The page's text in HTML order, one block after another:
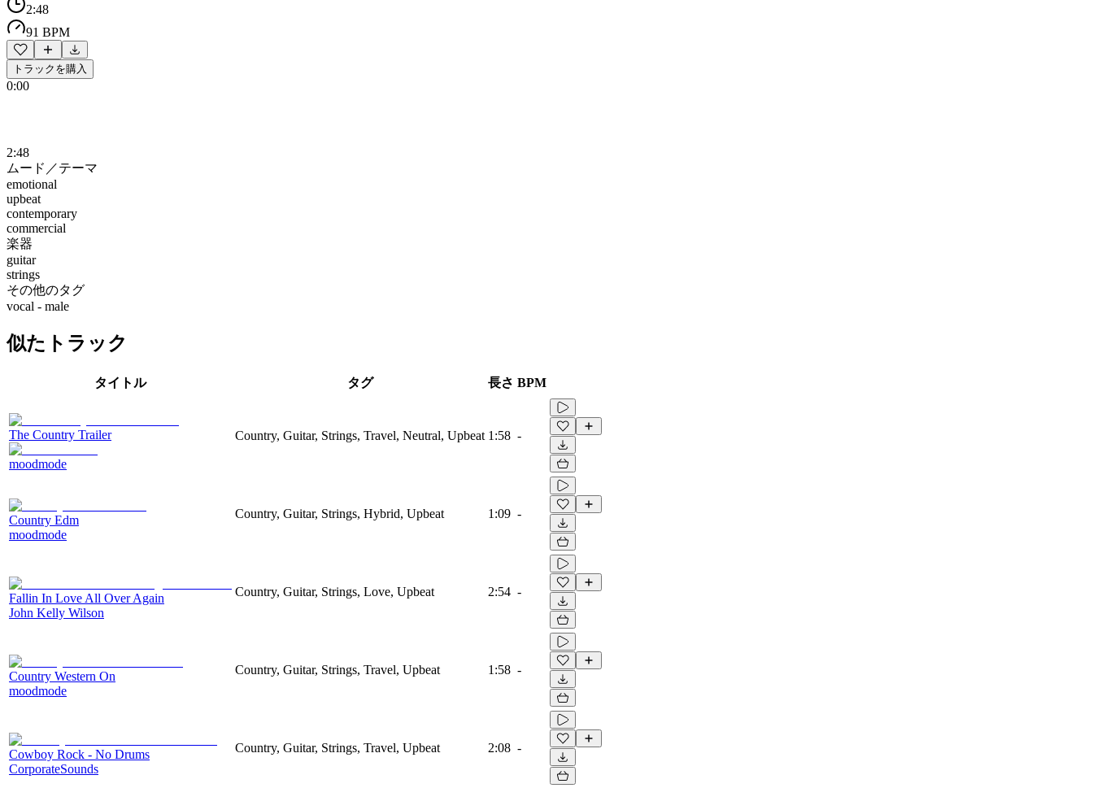
2:48
91 BPM
トラックを購入
0:00
2:48
ムード／テーマ
emotional
upbeat
contemporary
commercial
楽器
guitar
strings
その他のタグ
vocal - male
似たトラック
タイトル タグ 長さ BPM
The Country Trailer
moodmode
Country, Guitar, Strings, Travel, Neutral, Upbeat 1:58 -
Country Edm
moodmode
Country, Guitar, Strings, Hybrid, Upbeat 1:09 -
Fallin In Love All Over Again
John Kelly Wilson
Country, Guitar, Strings, Love, Upbeat 2:54 -
Country Western On
moodmode
Country, Guitar, Strings, Travel, Upbeat 1:58 -
Cowboy Rock - No Drums
CorporateSounds
Country, Guitar, Strings, Travel, Upbeat 2:08 -